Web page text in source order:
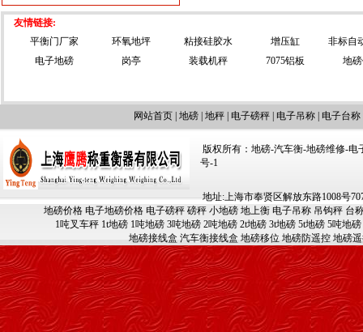
友情链接:
平衡门厂家
环氧地坪 粘接硅胶水 增压缸
非标自
电子地磅
岗亭 装载机秤 7075铝板 地
网站首页 地磅 地秤 电子磅秤 电子吊称 电子台称
版权所有：地磅-汽车衡-地磅维修-电
号-1
地址:上海市奉贤区解放东路1008号
地磅价格 电子地磅价格 电子磅秤 磅秤 小地磅 地上衡 电子吊称 吊钩秤 台
1吨叉车秤 1t地磅 1吨地磅 3吨地磅 2吨地磅 2t地磅 3t地磅 5t地磅 5吨地磅
地磅接线盒 汽车衡接线盒 地磅移位 地磅防遥控 地磅